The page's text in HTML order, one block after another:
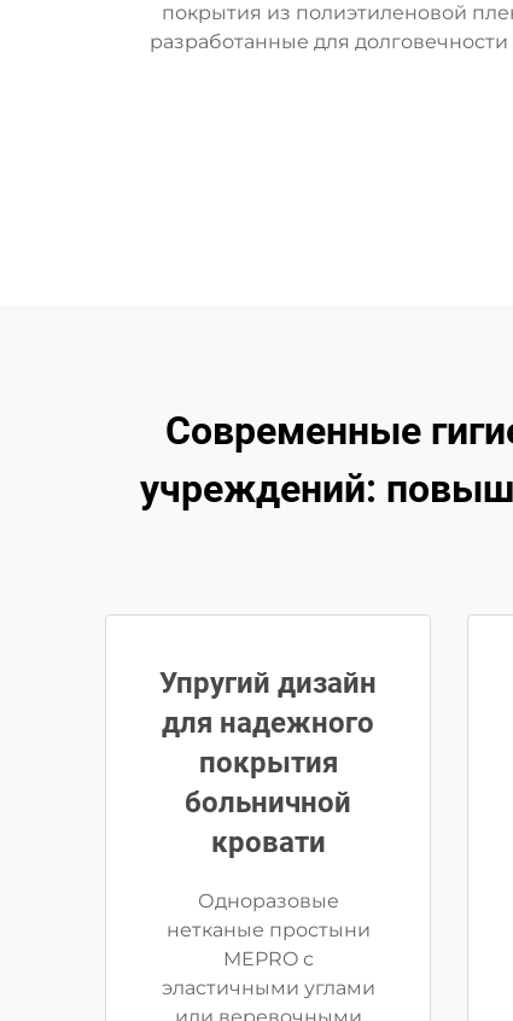
покрытия из полиэтиленовой
разработанные для
Современные
учреждений:
Упругий дизайн
для надежного
покрытия
больничной
кровати
Одноразовые
нетканые простыни
MEPRO с
эластичными углами